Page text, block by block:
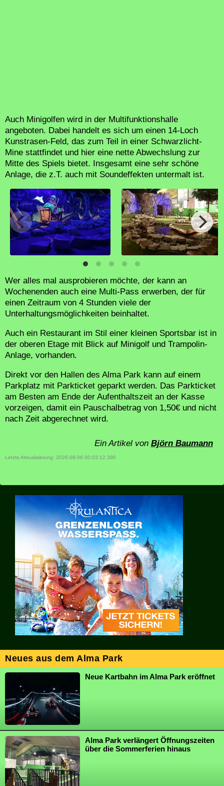
Auch Minigolfen wird in der Multifunktionshalle
angeboten. Dabei handelt es sich um einen 14-Loch
Kunstrasen-Feld, das zum Teil in einer Schwarzlicht-
Mine stattfindet und hier eine nette Abwechslung zur
Mitte des Spiels bietet. Insgesamt eine sehr schöne
Anlage, die z.T. auch mit Soundeffekten untermalt ist.
Wer alles mal ausprobieren möchte, der kann an
Wochenenden auch eine Multi-Pass erwerben, der für
einen Zeitraum von 4 Stunden viele der
Unterhaltungsmöglichkeiten beinhaltet.
Auch ein Restaurant im Stil einer kleinen Sportsbar ist in
der oberen Etage mit Blick auf Minigolf und Trampolin-
Anlage, vorhanden.
Direkt vor den Hallen des Alma Park kann auf einem
Parkplatz mit Parkticket geparkt werden. Das Parkticket
am Besten am Ende der Aufenthaltszeit an der Kasse
vorzeigen, damit ein Pauschalbetrag von 1,50€ und nicht
nach Zeit abgerechnet wird.
Ein Artikel von Björn Baumann
Letzte Aktualisierung: 2026-08-06 00:03:12.390
Neues aus dem Alma Park
Neue Kartbahn im Alma Park eröffnet
Alma Park verlängert Öffnungszeiten
über die Sommerferien hinaus